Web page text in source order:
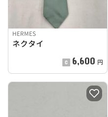
HERMES
ネクタイ
6,600 円